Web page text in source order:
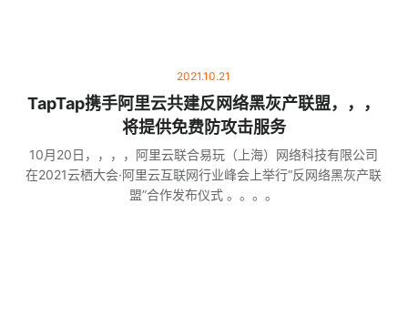
2021.10.21
TapTap携手阿里云共建反网络黑灰产联盟，，，
将提供免费防攻击服务
10月20日，，，，阿里云联合易玩（上海）网络科技有限公司
在2021云栖大会·阿里云互联网行业峰会上举行“反网络黑灰产联
盟”合作发布仪式 。。。。